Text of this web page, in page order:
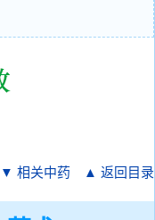
▼ 相关中药 ▲ 返回目录